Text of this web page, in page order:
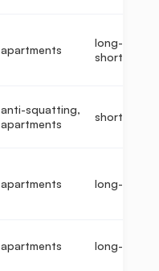
apartments
long-term,
short-term
anti-squatting,
apartments
short-term
apartments long-term
apartments long-term